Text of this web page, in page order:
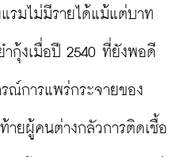
รมไม่มีรายได้แม้แต่บาท
กุ้งเมื่อปี 2540 ที่ยังพอดี
ณ์การแพร่กระจายของ
ายผู้คนต่างกลัวการติดเชื้อ